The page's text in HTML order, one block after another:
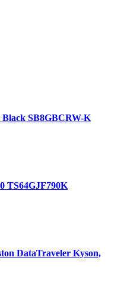
SB8GBCRW-K
TS64GJF790K
DataTraveler Kyson,